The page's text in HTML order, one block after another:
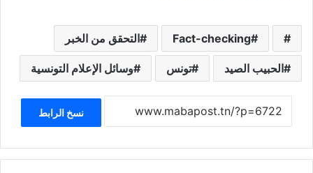
Fact-checking التحقق من الخبر
الحبيب الصيد تونس وسائل الإعلام التونسية
نسخ الرابط